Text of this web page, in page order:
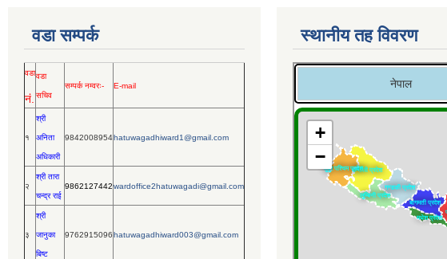
वडा सम्पर्क
वडा
नं.
वडा
सचिव
सम्पर्क नम्वरः- E-mail
१
श्री
अनिता
अधिकारी
9842008954hatuwagadhiward1@gmail.com
२
श्री तारा
चन्द्र राई
9862127442wardoffice2hatuwagadi@gmail.com
३
श्री
जानुका
बिष्ट
9762915096hatuwagadhiward003@gmail.com
स्थानीय तह विवरण